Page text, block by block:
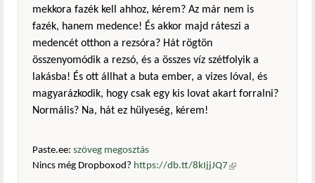
mekkora fazék kell ahhoz, kérem? Az már nem is
fazék, hanem medence! És akkor majd ráteszi a
medencét otthon a rezsóra? Hát rögtön
összenyomódik a rezsó, és a összes víz szétfolyik a
lakásba! És ott állhat a buta ember, a vizes lóval, és
magyarázkodik, hogy csak egy kis lovat akart forralni?
Normális? Na, hát ez hülyeség, kérem!
Paste.ee: szöveg megosztás
Nincs még Dropboxod? https://db.tt/8kIjjJQ7 (külső